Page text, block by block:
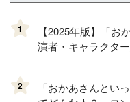
1
【2025年版】「お
演者・キャラクタ
2
「おかあさんとい